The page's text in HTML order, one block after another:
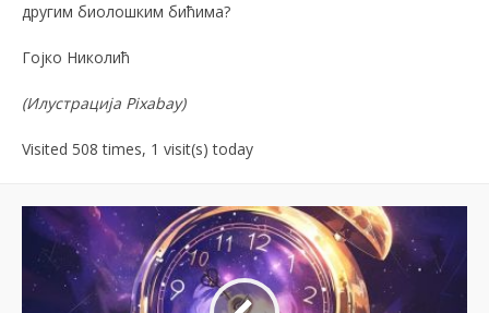
другим биолошким бићима?
Гојко Николић
(Илустрација Pixabay)
Visited 508 times, 1 visit(s) today